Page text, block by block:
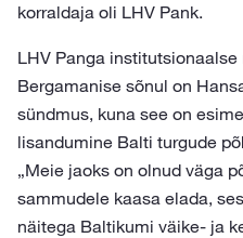
korraldaja oli LHV Pank.
LHV Panga
Bergamanise sõnul on
sündmus, kuna see on
lisandumine Balti turgude
„Meie jaoks on olnud väga
sammudele kaasa elada,
näitega Baltikumi väike- ja